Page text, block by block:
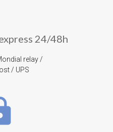
24/48h
relay /
/ UPS